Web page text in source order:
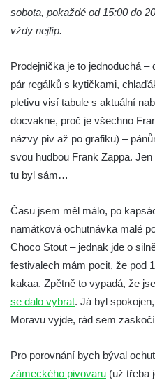
sobota, pokaždé od 15:00 do
vždy nejlíp.
Prodejnička je to jednoduchá
pár regálků s kytičkami,
pletivu visí tabule s aktuální
docvakne, proč je všechno
názvy piv až po grafiku) –
svou hudbou Frank Zappa.
tu byl sám…
Času jsem měl málo, po
namátková ochutnávka malé
Choco Stout – jednak jde o
festivalech mám pocit, že pod
kakaa. Zpětně to vypadá, že
se dalo vybrat. Já byl
Moravu vyjde, rád sem
Pro porovnání bych býval
zámeckého pivovaru (už třeba